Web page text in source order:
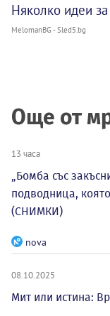
Няколко идеи
MelomanBG - Sled5.bg
Още от
13 часа
„Бомба със
подводница,
(СНИМКИ)
nova
08.10.2025
Мит или истина: